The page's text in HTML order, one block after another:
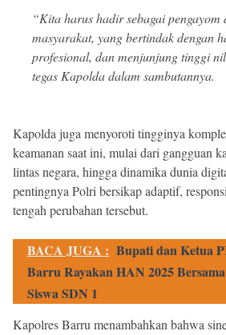
“Kita harus hadir sebagai pengayom
masyarakat, yang bertindak dengan
profesional, dan menjunjung tinggi
tegas Kapolda dalam sambutannya.
Kapolda juga menyoroti tingginya
keamanan saat ini, mulai dari gangguan
lintas negara, hingga dinamika dunia
pentingnya Polri bersikap adaptif,
tengah perubahan tersebut.
BACA JUGA : Bupati dan Ketua
Barru Rayakan HAN 2025
Siswa SDN 1
Kapolres Barru menambahkan bahwa